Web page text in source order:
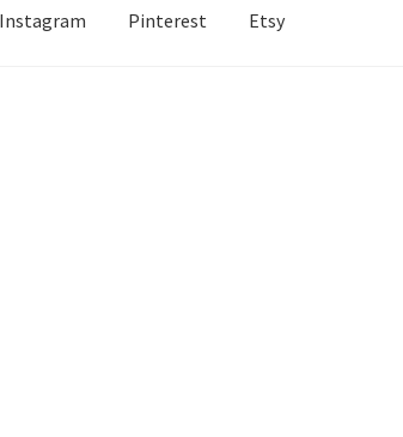
Instagram Pinterest Etsy